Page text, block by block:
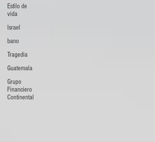
Estilo de
vida
Israel
bano
Tragedia
Guatemala
Grupo
Financiero
Continental